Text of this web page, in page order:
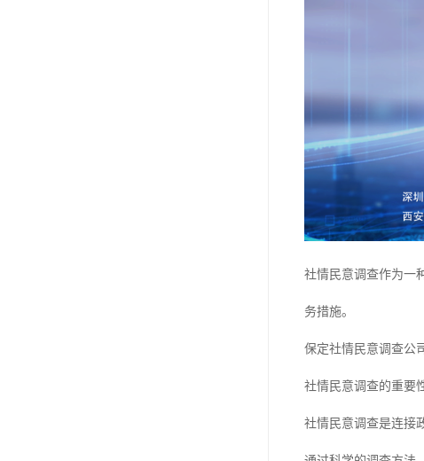
社情民意调查作为一
务措施。
保定社情民意调查公
社情民意调查的重要
社情民意调查是连接